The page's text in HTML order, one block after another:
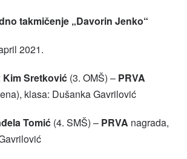
takmičenje „Davorin Jenko“
2021.
Kim Sretković (3. OMŠ) – PRVA
klasa: Dušanka Gavrilović
Tomić (4. SMŠ) – PRVA nagrada,